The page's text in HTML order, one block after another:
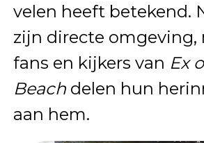
velen heeft betekend.
zijn directe omgeving,
fans en kijkers van Ex
Beachdelen hun
aan hem.